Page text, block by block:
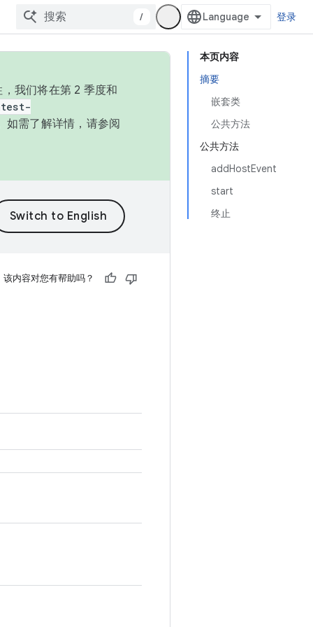
/ 登录
本页内容
摘要
嵌套类
公共方法
公共方法
addHostEvent
start
终止
我们将在第 2 季度和
如需了解详情，请参阅
该内容对您有帮助吗？